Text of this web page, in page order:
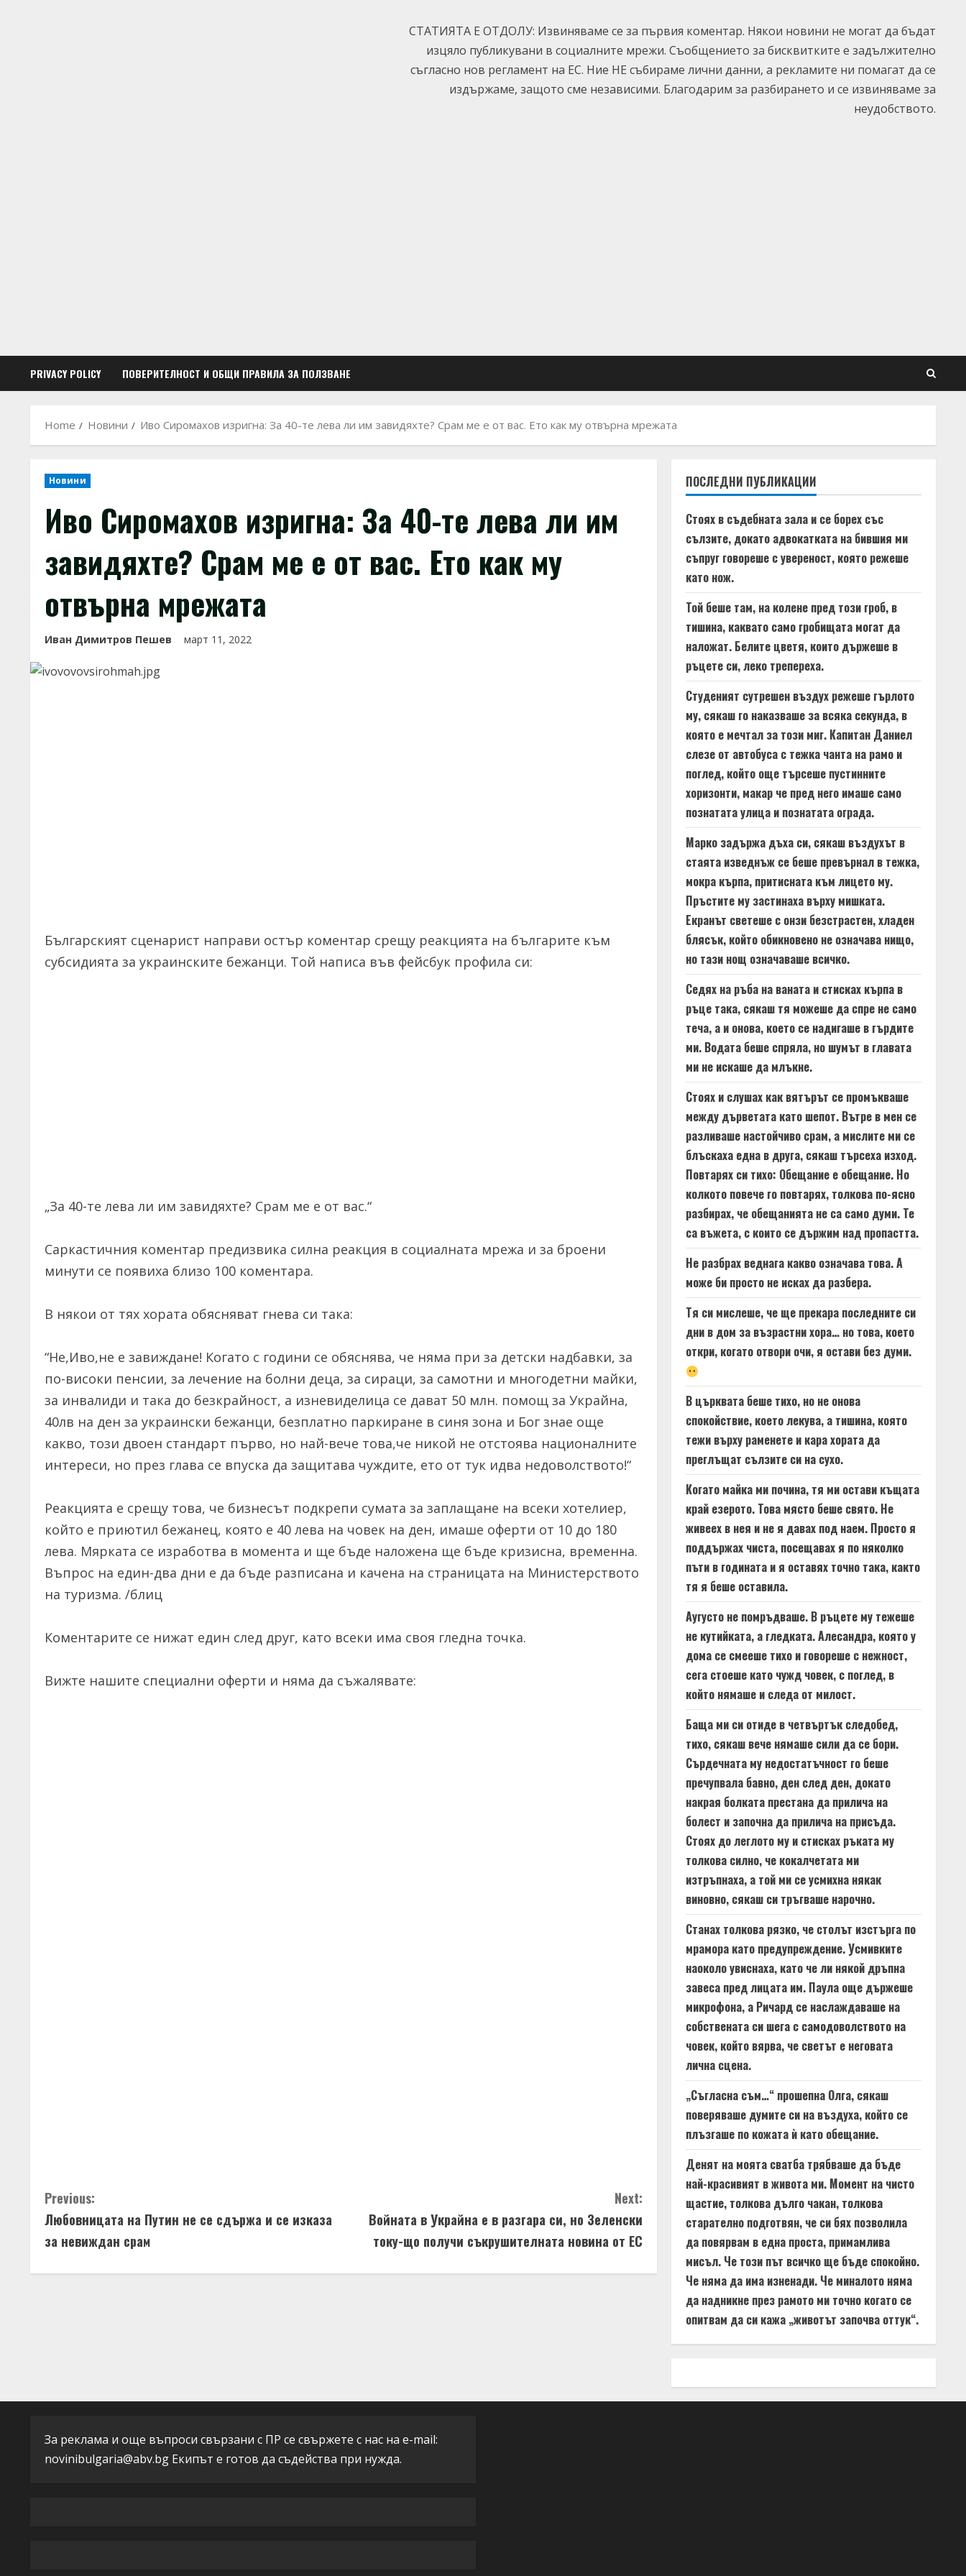
СТАТИЯТА Е ОТДОЛУ: Извиняваме се за първия коментар. Някои новини не могат да бъдат
изцяло публикувани в социалните мрежи. Съобщението за бисквитките е задължително
съгласно нов регламент на ЕС. Ние НЕ събираме лични данни, а рекламите ни помагат да се
издържаме, защото сме независими. Благодарим за разбирането и се извиняваме за
неудобството.
PRIVACY POLICY ПОВЕРИТЕЛНОСТ И ОБЩИ ПРАВИЛА ЗА ПОЛЗВАНЕ
Home Новини Иво Сиромахов изригна: За 40-те лева ли им завидяхте? Срам ме е от вас. Ето как му отвърна мрежата
Новини
Иво Сиромахов изригна: За 40-те лева ли им
завидяхте? Срам ме е от вас. Ето как му
отвърна мрежата
Иван Димитров Пешев март 11, 2022
Българският сценарист направи остър коментар срещу реакцията на българите към
субсидията за украинските бежанци. Той написа във фейсбук профила си:
„За 40-те лева ли им завидяхте? Срам ме е от вас.“
Саркастичния коментар предизвика силна реакция в социалната мрежа и за броени
минути се появиха близо 100 коментара.
В някои от тях хората обясняват гнева си така:
“Не,Иво,не е завиждане! Когато с години се обяснява, че няма при за детски надбавки, за
по-високи пенсии, за лечение на болни деца, за сираци, за самотни и многодетни майки,
за инвалиди и така до безкрайност, а изневиделица се дават 50 млн. помощ за Украйна,
40лв на ден за украински бежанци, безплатно паркиране в синя зона и Бог знае още
какво, този двоен стандарт първо, но най-вече това,че никой не отстоява националните
интереси, но през глава се впуска да защитава чуждите, ето от тук идва недоволството!“
Реакцията е срещу това, че бизнесът подкрепи сумата за заплащане на всеки хотелиер,
който е приютил бежанец, която е 40 лева на човек на ден, имаше оферти от 10 до 180
лева. Мярката се изработва в момента и ще бъде наложена ще бъде кризисна, временна.
Въпрос на един-два дни е да бъде разписана и качена на страницата на Министерството
на туризма. /блиц
Коментарите се нижат един след друг, като всеки има своя гледна точка.
Вижте нашите специални оферти и няма да съжалявате:
R
e
a
d
C
o
e
R
e
Previous:
Любовницата на Путин не се сдържа и се изказа
за невиждан срам
Next:
Войната в Украйна е в разгара си, но Зеленски
току-що получи съкрушителната новина от ЕС
ПОСЛЕДНИ ПУБЛИКАЦИИ
Стоях в съдебната зала и се борех със
сълзите, докато адвокатката на бившия ми
съпруг говореше с увереност, която режеше
като нож.
Той беше там, на колене пред този гроб, в
тишина, каквато само гробищата могат да
наложат. Белите цветя, които държеше в
ръцете си, леко трепереха.
Студеният сутрешен въздух режеше гърлото
му, сякаш го наказваше за всяка секунда, в
която е мечтал за този миг. Капитан Даниел
слезе от автобуса с тежка чанта на рамо и
поглед, който още търсеше пустинните
хоризонти, макар че пред него имаше само
познатата улица и познатата ограда.
Марко задържа дъха си, сякаш въздухът в
стаята изведнъж се беше превърнал в тежка,
мокра кърпа, притисната към лицето му.
Пръстите му застинаха върху мишката.
Екранът светеше с онзи безстрастен, хладен
блясък, който обикновено не означава нищо,
но тази нощ означаваше всичко.
Седях на ръба на ваната и стисках кърпа в
ръце така, сякаш тя можеше да спре не само
теча, а и онова, което се надигаше в гърдите
ми. Водата беше спряла, но шумът в главата
ми не искаше да млъкне.
Стоях и слушах как вятърът се промъкваше
между дърветата като шепот. Вътре в мен се
разливаше настойчиво срам, а мислите ми се
блъскаха една в друга, сякаш търсеха изход.
Повтарях си тихо: Обещание е обещание. Но
колкото повече го повтарях, толкова по-ясно
разбирах, че обещанията не са само думи. Те
са въжета, с които се държим над пропастта.
Не разбрах веднага какво означава това. А
може би просто не исках да разбера.
Тя си мислеше, че ще прекара последните си
дни в дом за възрастни хора… но това, което
откри, когато отвори очи, я остави без думи.
В църквата беше тихо, но не онова
спокойствие, което лекува, а тишина, която
тежи върху раменете и кара хората да
преглъщат сълзите си на сухо.
Когато майка ми почина, тя ми остави къщата
край езерото. Това място беше свято. Не
живеех в нея и не я давах под наем. Просто я
поддържах чиста, посещавах я по няколко
пъти в годината и я оставях точно така, както
тя я беше оставила.
Аугусто не помръдваше. В ръцете му тежеше
не кутийката, а гледката. Алесандра, която у
дома се смееше тихо и говореше с нежност,
сега стоеше като чужд човек, с поглед, в
който нямаше и следа от милост.
Баща ми си отиде в четвъртък следобед,
тихо, сякаш вече нямаше сили да се бори.
Сърдечната му недостатъчност го беше
пречупвала бавно, ден след ден, докато
накрая болката престана да прилича на
болест и започна да прилича на присъда.
Стоях до леглото му и стисках ръката му
толкова силно, че кокалчетата ми
изтръпнаха, а той ми се усмихна някак
виновно, сякаш си тръгваше нарочно.
Станах толкова рязко, че столът изстърга по
мрамора като предупреждение. Усмивките
наоколо увиснаха, като че ли някой дръпна
завеса пред лицата им. Паула още държеше
микрофона, а Ричард се наслаждаваше на
собствената си шега с самодоволството на
човек, който вярва, че светът е неговата
лична сцена.
„Съгласна съм…“ прошепна Олга, сякаш
поверяваше думите си на въздуха, който се
плъзгаше по кожата ѝ като обещание.
Денят на моята сватба трябваше да бъде
най-красивият в живота ми. Момент на чисто
щастие, толкова дълго чакан, толкова
старателно подготвян, че си бях позволила
да повярвам в една проста, примамлива
мисъл. Че този път всичко ще бъде спокойно.
Че няма да има изненади. Че миналото няма
да надникне през рамото ми точно когато се
опитвам да си кажа „животът започва оттук“.
За реклама и още въпроси свързани с ПР се свържете с нас на e-mail:
novinibulgaria@abv.bg Екипът е готов да съдейства при нужда.